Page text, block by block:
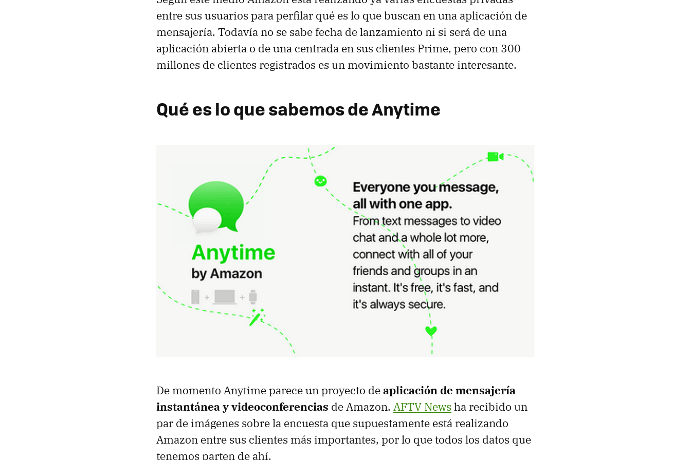
entre sus usuarios para perfilar qué es lo que buscan en una aplicación de
mensajería. Todavía no se sabe fecha de lanzamiento ni si será de una
aplicación abierta o de una centrada en sus clientes Prime, pero con 300
millones de clientes registrados es un movimiento bastante interesante.
Qué es lo que sabemos de Anytime
De momento Anytime parece un proyecto deaplicación de mensajería
instantánea y videoconferencias de Amazon. AFTV News ha recibido un
par de imágenes sobre la encuesta que supuestamente está realizando
Amazon entre sus clientes más importantes, por lo que todos los datos que
tenemos parten de ahí.